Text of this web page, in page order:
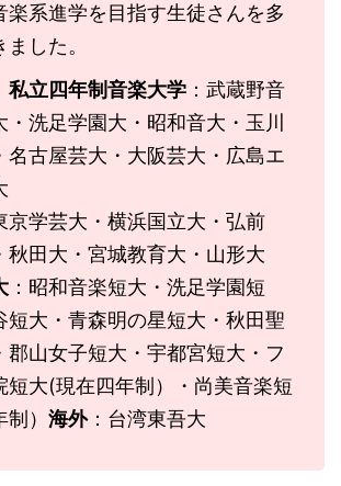
楽系進学を目指す生徒さんを多
した。
私立四年制音楽大学 ：武蔵野音
・洗足学園大・昭和音大・玉川
名古屋芸大・大阪芸大・広島エ
京学芸大・横浜国立大・弘前
秋田大・宮城教育大・山形大
：昭和音楽短大・洗足学園短
短大・青森明の星短大・秋田聖
郡山女子短大・宇都宮短大・フ
短大(現在四年制）・尚美音楽短
） 海外：台湾東吾大